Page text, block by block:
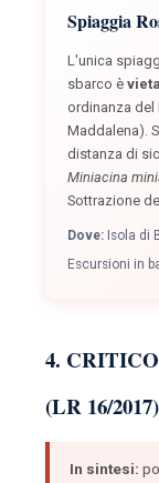
Spiaggia
L'unica
sbarco è
ordinanza del
Maddalena).
distanza di
Miniacina
Sottrazione
Dove:Isola di
Escursioni in
4.
(LR 16/2017)
In sintesi: